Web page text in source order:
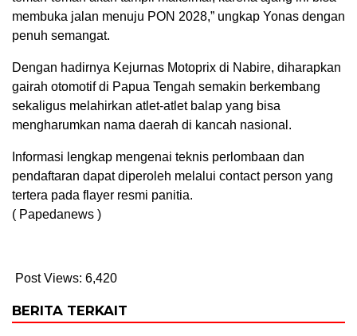
membuka jalan menuju PON 2028,” ungkap Yonas dengan
penuh semangat.
Dengan hadirnya Kejurnas Motoprix di Nabire, diharapkan
gairah otomotif di Papua Tengah semakin berkembang
sekaligus melahirkan atlet-atlet balap yang bisa
mengharumkan nama daerah di kancah nasional.
Informasi lengkap mengenai teknis perlombaan dan
pendaftaran dapat diperoleh melalui contact person yang
tertera pada flayer resmi panitia.
( Papedanews )
Post Views: 6,420
BERITA TERKAIT